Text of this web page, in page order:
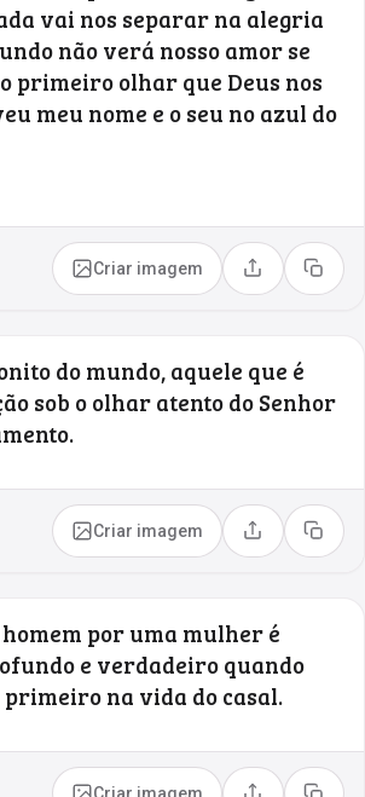
vai nos separar na alegria
não verá nosso amor se
primeiro olhar que Deus nos
meu nome e o seu no azul do
Criar imagem Compartilhar
Copiar
do mundo, aquele que é
sob o olhar atento do Senhor
Criar imagem Compartilhar
Copiar
por uma mulher é
e verdadeiro quando
primeiro na vida do casal.
Criar imagem